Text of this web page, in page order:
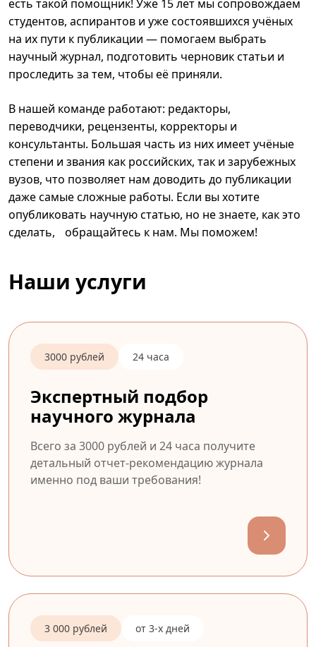
есть такой помощник! Уже 15 лет мы сопровождаем
студентов, аспирантов и уже состоявшихся учёных
на их пути к публикации — помогаем выбрать
научный журнал, подготовить черновик статьи и
проследить за тем, чтобы её приняли.
В нашей команде работают: редакторы,
переводчики, рецензенты, корректоры и
консультанты. Большая часть из них имеет учёные
степени и звания как российских, так и зарубежных
вузов, что позволяет нам доводить до публикации
даже самые сложные работы. Если вы хотите
опубликовать научную статью, но не знаете, как это
сделать, обращайтесь к нам. Мы поможем!
Наши услуги
3000 рублей 24 часа
Экспертный подбор
научного журнала
Всего за 3000 рублей и 24 часа получите
детальный отчет-рекомендацию журнала
именно под ваши требования!
3 000 рублей от 3-х дней